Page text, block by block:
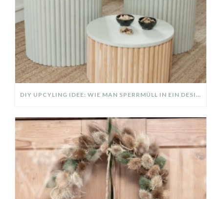
DIY UPCYLING IDEE: WIE MAN SPERRMÜLL IN EIN DESIGNER TEIL VERWANDELT